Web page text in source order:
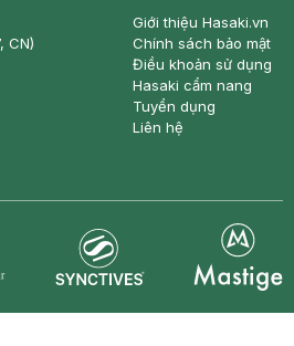
CN)
Giới thiệu Hasaki.vn
Chính sách bảo mật
Điều khoản sử dụng
Hasaki cẩm nang
Tuyển dụng
Liên hệ